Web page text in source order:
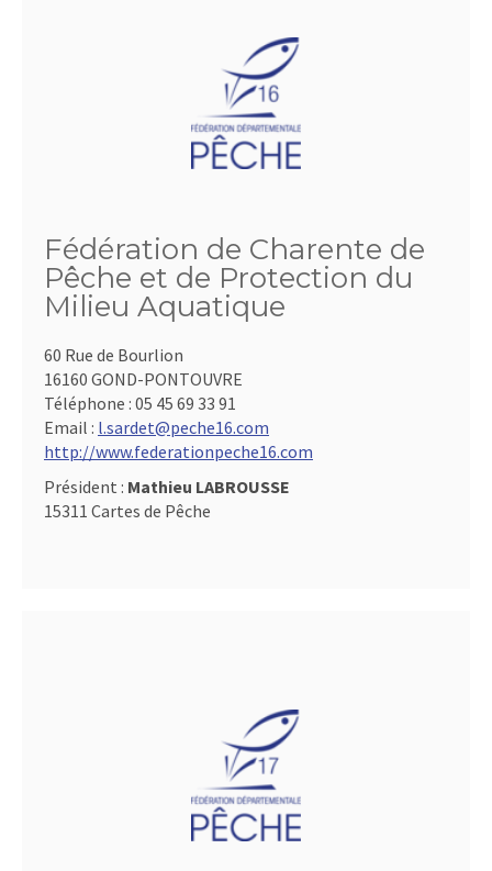
Fédération de Charente de
Pêche et de Protection du
Milieu Aquatique
60 Rue de Bourlion
16160 GOND-PONTOUVRE
Téléphone : 05 45 69 33 91
Email : l.sardet@peche16.com
http://www.federationpeche16.com
Président : Mathieu LABROUSSE
15311 Cartes de Pêche